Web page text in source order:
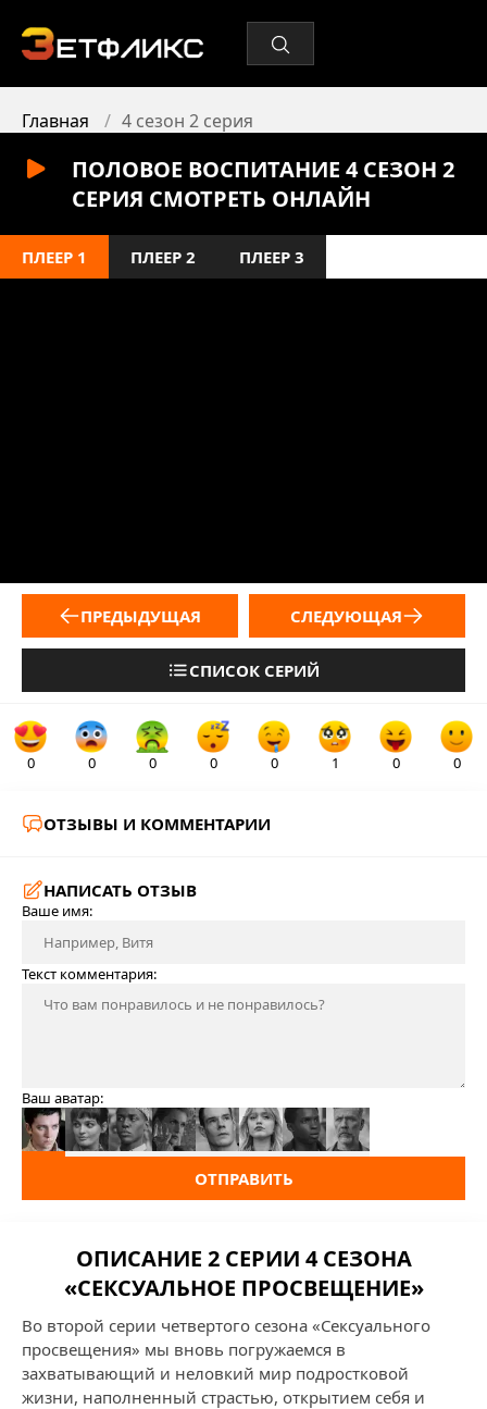
Главная 4 сезон 2 серия
ПОЛОВОЕ ВОСПИТАНИЕ 4 СЕЗОН 2
СЕРИЯ СМОТРЕТЬ ОНЛАЙН
ПЛЕЕР 1 ПЛЕЕР 2 ПЛЕЕР 3
ПРЕДЫДУЩАЯ
СПИСОК СЕРИЙ
СЛЕДУЮЩАЯ
0 0 0 0 0 1 0 0
ОТЗЫВЫ И КОММЕНТАРИИ
НАПИСАТЬ ОТЗЫВ
Ваше имя:
Текст комментария:
Ваш аватар:
ОТПРАВИТЬ
ОПИСАНИЕ 2 СЕРИИ 4 СЕЗОНА
«СЕКСУАЛЬНОЕ ПРОСВЕЩЕНИЕ»
Во второй серии четвертого сезона «Сексуального
просвещения» мы вновь погружаемся в
захватывающий и неловкий мир подростковой
жизни, наполненный страстью, открытием себя и